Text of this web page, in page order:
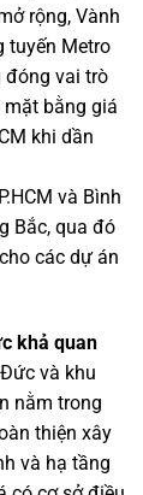
rộng, Vành
tuyến Metro
vai trò
mặt bằng giá
khi dần
và Bình
Bắc, qua đó
các dự án
khả quan
và khu
nằm trong
thiện xây
và hạ tầng